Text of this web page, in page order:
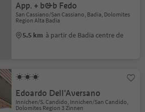
App. + b&b Fedo
San Cassiano/San Cassiano, Badia, Dolomites
Region Alta Badia
5.5 km à partir de Badia centre de
Edoardo Dell'Aversano
Innichen/S. Candido, Innichen/San Candido,
Dolomites Region 3 Zinnen